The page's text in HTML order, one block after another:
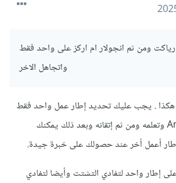
ومن ثم انجولار ام اركز على واحد فقط
واتجاهل الاخر
. يجب عليك تحديد إطار عمل واحد فقط
سواء React أو Angular وتعلمه ومن ثم إتقانه وبعد ذلك يمكنك
إطار أعمل أخر عند حصولك على خبرة جيدة.
إطار واحد لتفادي التشتت وأيضا لتفادي